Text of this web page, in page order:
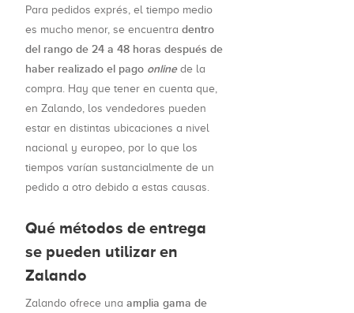
Para pedidos exprés, el tiempo medio
es mucho menor, se encuentra dentro
del rango de 24 a 48 horas después de
haber realizado el pago onlinede la
compra. Hay que tener en cuenta que,
en Zalando, los vendedores pueden
estar en distintas ubicaciones a nivel
nacional y europeo, por lo que los
tiempos varían sustancialmente de un
pedido a otro debido a estas causas.
Qué métodos de entrega
se pueden utilizar en
Zalando
Zalando ofrece una amplia gama de